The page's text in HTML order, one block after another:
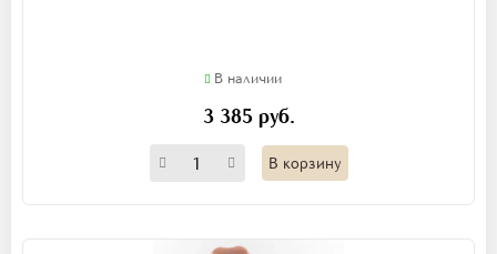
В наличии
3 385 руб.
В корзину